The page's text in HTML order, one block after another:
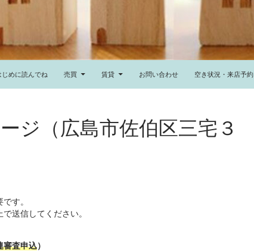
じめに読んでね 売買 賃貸 お問い合わせ 空き状況・来店予約
ジ（広島市佐伯区三宅３
す。
送信してください。
審査申込）